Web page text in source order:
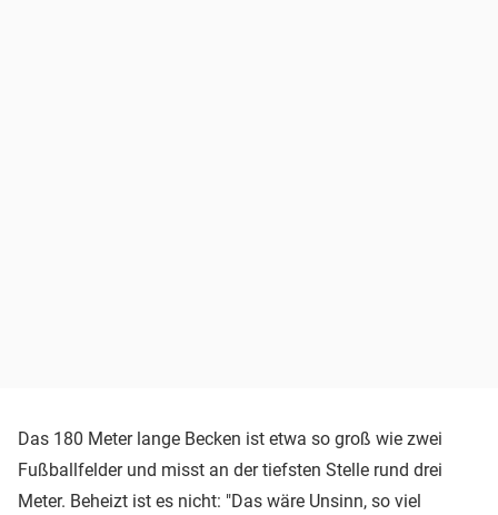
Das 180 Meter lange Becken ist etwa so groß wie zwei
Fußballfelder und misst an der tiefsten Stelle rund drei
Meter. Beheizt ist es nicht: "Das wäre Unsinn, so viel